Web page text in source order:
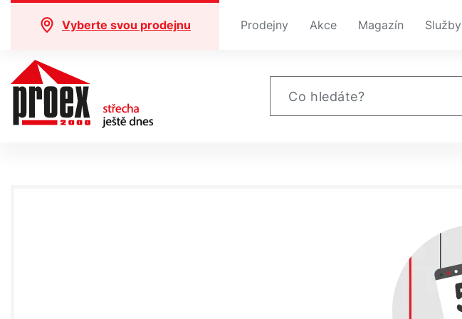
Vyberte svou prodejnu Prodejny Akce Magazín Služby